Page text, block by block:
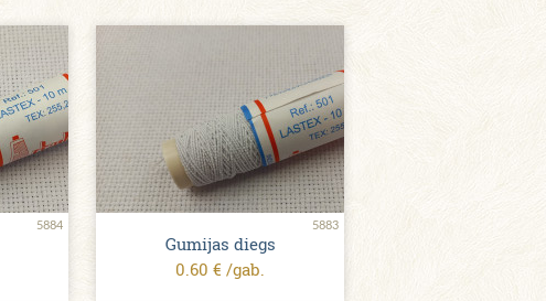
5884 5883
Gumijas diegs
0.60 € /gab.